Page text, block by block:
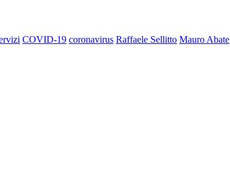
COVID-19 coronavirus Raffaele Sellitto Mauro Abate